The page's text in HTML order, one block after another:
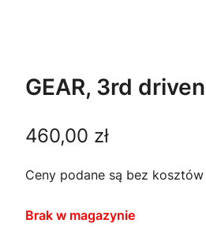
GEAR, 3rd driven
460,00 zł
Ceny podane są bez
Brak w magazynie